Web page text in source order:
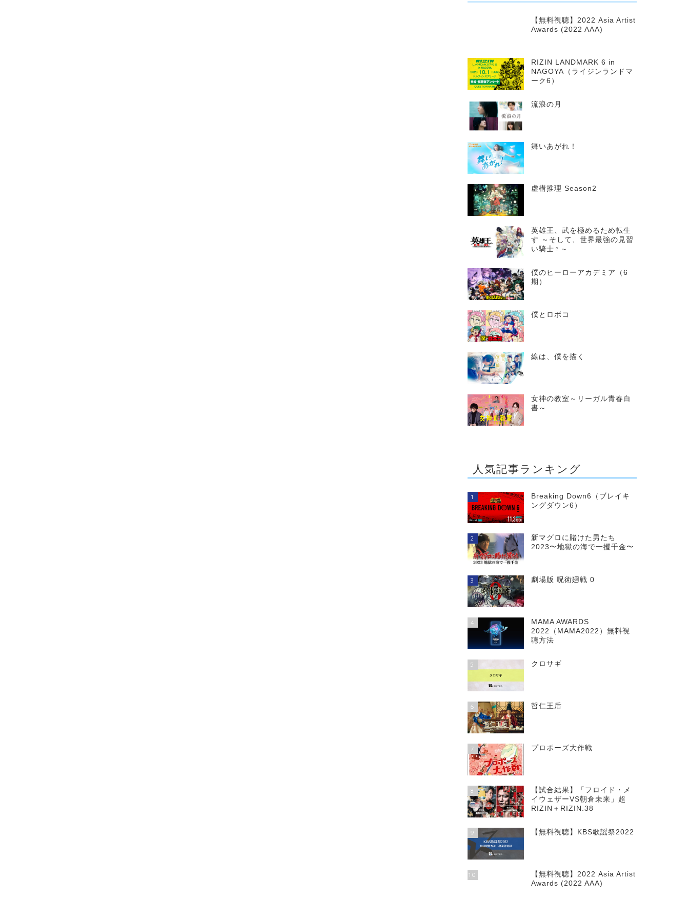
【無料視聴】2022 Asia Artist
Awards (2022 AAA)
RIZIN LANDMARK 6 in
NAGOYA（ライジンランドマ
ーク6）
流浪の月
舞いあがれ！
虚構推理 Season2
英雄王、武を極めるため転生
す ～そして、世界最強の見習
い騎士♀～
僕のヒーローアカデミア（6
期）
僕とロボコ
線は、僕を描く
女神の教室～リーガル青春白
書～
人気記事ランキング
1
Breaking Down6（ブレイキ
ングダウン6）
2
新マグロに賭けた男たち
2023〜地獄の海で一攫千金〜
3 劇場版 呪術廻戦 0
4
MAMA AWARDS
2022（MAMA2022）無料視
聴方法
5 クロサギ
6 哲仁王后
7 プロポーズ大作戦
8
【試合結果】「フロイド・メ
イウェザーVS朝倉未来」超
RIZIN＋RIZIN.38
9 【無料視聴】KBS歌謡祭2022
10
【無料視聴】2022 Asia Artist
Awards (2022 AAA)